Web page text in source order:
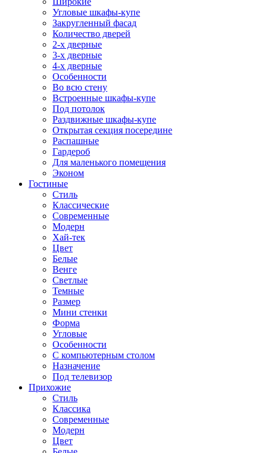
Угловые шкафы-купе
Закругленный фасад
Количество дверей
2-х дверные
3-х дверные
4-х дверные
Особенности
Во всю стену
Встроенные шкафы-купе
Под потолок
Раздвижные шкафы-купе
Открытая секция посередине
Распашные
Гардероб
Для маленького помещения
Эконом
Гостиные
Стиль
Классические
Современные
Модерн
Хай-тек
Цвет
Белые
Венге
Светлые
Темные
Размер
Мини стенки
Форма
Угловые
Особенности
С компьютерным столом
Назначение
Под телевизор
Прихожие
Стиль
Классика
Современные
Модерн
Цвет